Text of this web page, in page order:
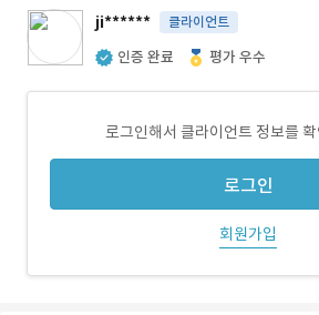
ji****** 클라이언트
인증 완료 평가 우수
로그인해서 클라이언트 정보를
로그인
회원가입